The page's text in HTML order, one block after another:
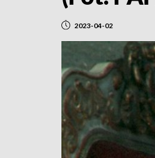
2023-04-02